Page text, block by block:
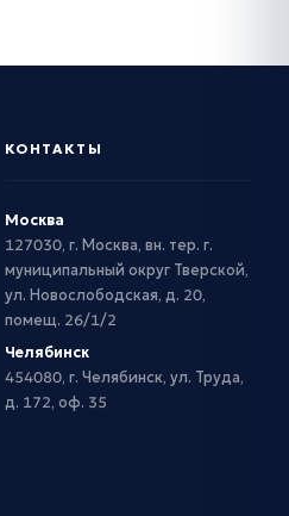
КОНТАКТЫ
Москва
127030, г. Москва, вн. тер. г.
муниципальный округ Тверской,
ул. Новослободская, д. 20,
помещ. 26/1/2
Челябинск
454080, г. Челябинск, ул. Труда,
д. 172, оф. 35